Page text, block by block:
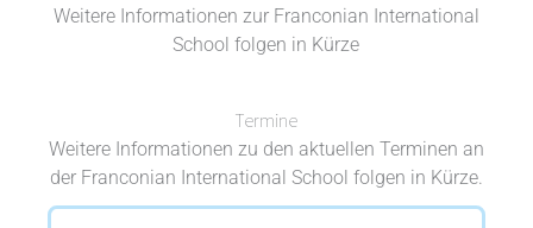
Weitere Informationen zur Franconian International
School folgen in Kürze
Termine
Weitere Informationen zu den aktuellen Terminen an
der Franconian International School folgen in Kürze.